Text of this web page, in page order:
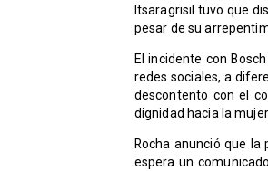
Itsaragrisil tuvo que
pesar de su
El incidente con
redes sociales, a
descontento con el
dignidad hacia la
Rocha anunció que
espera un